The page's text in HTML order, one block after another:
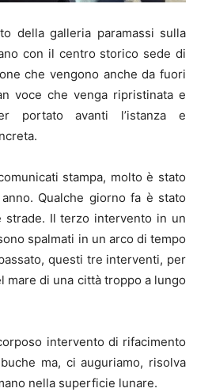
della galleria paramassi sulla
con il centro storico sede di
che vengono anche da fuori
voce che venga ripristinata e
portato avanti l’istanza e
stampa, molto è stato
Qualche giorno fa è stato
Il terzo intervento in un
spalmati in un arco di tempo
questi tre interventi, per
mare di una città troppo a lungo
intervento di rifacimento
ma, ci auguriamo, risolva
nella superficie lunare.